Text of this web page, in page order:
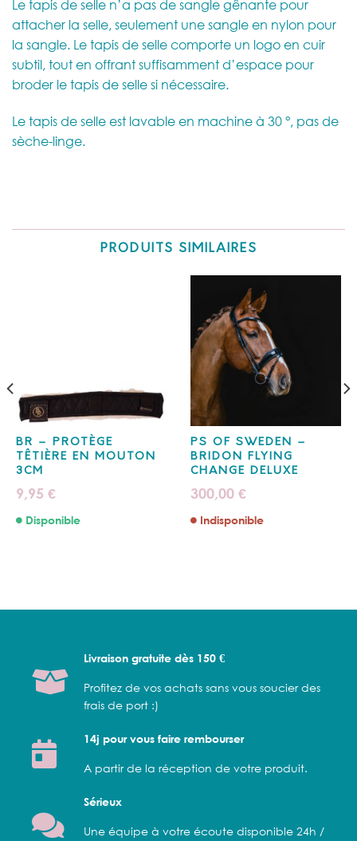
Le tapis de selle n’a pas de sangle gênante pour
attacher la selle, seulement une sangle en nylon pour
la sangle. Le tapis de selle comporte un logo en cuir
subtil, tout en offrant suffisamment d’espace pour
broder le tapis de selle si nécessaire.
Le tapis de selle est lavable en machine à 30 °, pas de
sèche-linge.
PRODUITS SIMILAIRES
BR – PROTÈGE
TÊTIÈRE EN MOUTON
3CM
9,95 €
Disponible
PS OF SWEDEN –
BRIDON FLYING
CHANGE DELUXE
300,00 €
Indisponible
Livraison gratuite dès 150 €
Profitez de vos achats sans vous soucier des
frais de port :)
14j pour vous faire rembourser
A partir de la réception de votre produit.
Sérieux
Une équipe à votre écoute disponible 24h /